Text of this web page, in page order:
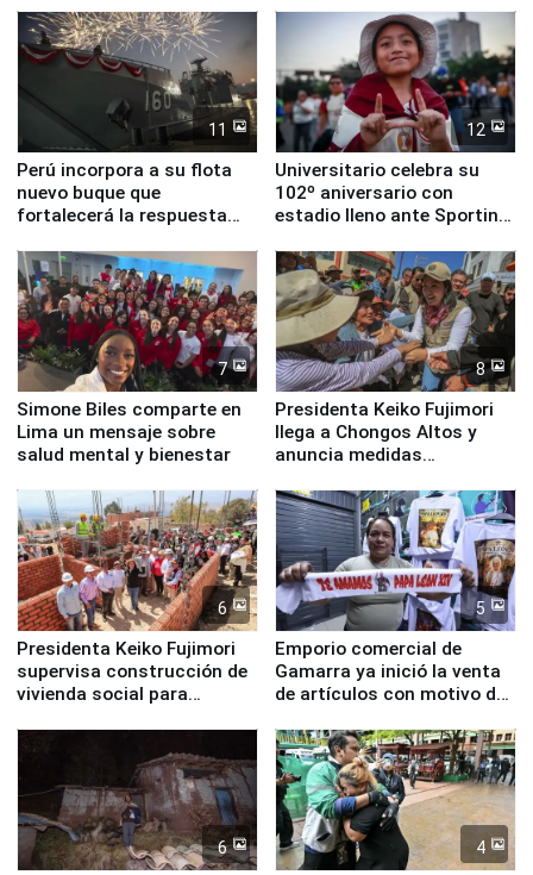
11
Perú incorpora a su flota
nuevo buque que
fortalecerá la respuesta
12
Universitario celebra su
102º aniversario con
estadio lleno ante Sporting
7
Simone Biles comparte en
Lima un mensaje sobre
salud mental y bienestar
8
Presidenta Keiko Fujimori
llega a Chongos Altos y
anuncia medidas
educación, salud y empleo
6
Presidenta Keiko Fujimori
supervisa construcción de
vivienda social para
5
Emporio comercial de
Gamarra ya inició la venta
de artículos con motivo de
6 4